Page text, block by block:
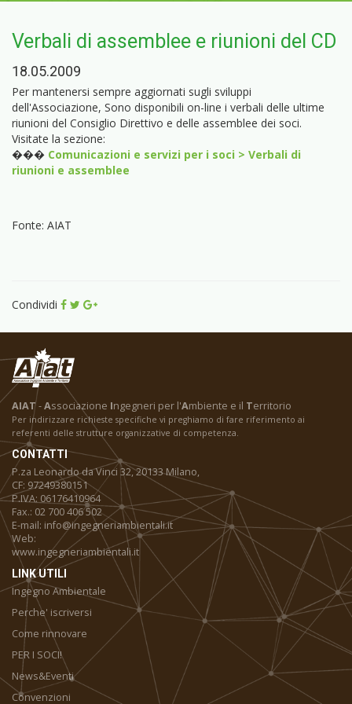
Verbali di assemblee e riunioni del CD
18.05.2009
Per mantenersi sempre aggiornati sugli sviluppi
dell'Associazione, Sono disponibili on-line i verbali delle ultime
riunioni del Consiglio Direttivo e delle assemblee dei soci.
Visitate la sezione:
��� Comunicazioni e servizi per i soci > Verbali di
riunioni e assemblee
Fonte: AIAT
Condividi
AIAT-Associazione Ingegneri per l'Ambiente e il Territorio
Per indirizzare richieste specifiche vi preghiamo di fare riferimento ai
referenti delle strutture organizzative di competenza.
CONTATTI
P.za Leonardo da Vinci 32, 20133 Milano,
CF: 97249380151
P.IVA: 06176410964
Fax.: 02 700 406 502
E-mail: info@ingegneriambientali.it
Web:
www.ingegneriambientali.it
LINK UTILI
Ingegno Ambientale
Perche' iscriversi
Come rinnovare
PER I SOCI!
News&Eventi
Convenzioni